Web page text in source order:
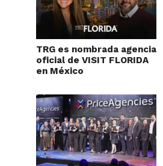
TRG es nombrada agencia
oficial de VISIT FLORIDA
en México